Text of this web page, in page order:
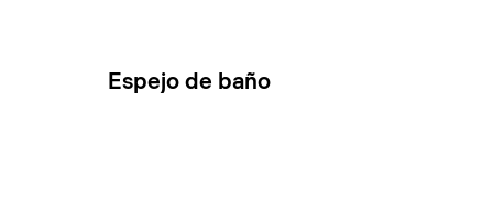
Espejo de baño